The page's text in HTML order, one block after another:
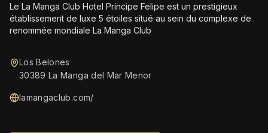
Le La Manga Club Hotel Príncipe Felipe est un prestigieux
établissement de luxe 5 étoiles situé au sein du complexe de
renommée mondiale La Manga Club
Los Belones
30389 La Manga del Mar Menor
lamangaclub.com/